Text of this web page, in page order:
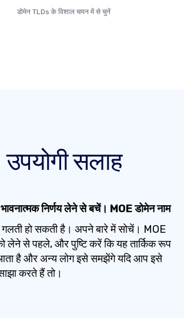
डोमेन TLDs के विशाल चयन में से चुनें
उपयोगी सलाह
निर्णय लेने से बचें। MOE डोमेन नाम
हो सकती है। अपने बारे में सोचें। MOE
लेने से पहले, और पुष्टि करें कि यह तार्किक रूप
है और अन्य लोग इसे समझेंगे यदि आप इसे
करते हैं तो।